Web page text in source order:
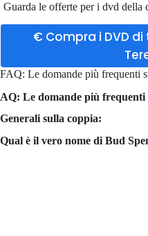
Guarda le offerte per i dvd della
€ Compra i DVD
FAQ: Le domande più frequenti
AQ: Le domande più frequenti
Generali sulla coppia:
Qual è il vero nome di Bud